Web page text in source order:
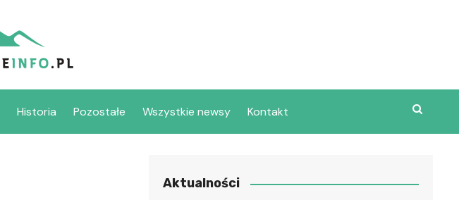
Historia Pozostałe Wszystkie newsy Kontakt
Aktualności